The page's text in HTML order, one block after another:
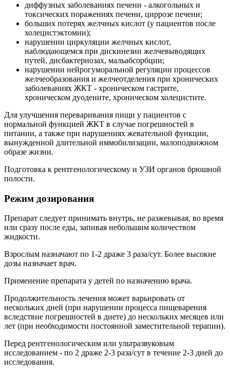
диффузных заболеваниях печени - алкогольных и
токсических поражениях печени, циррозе печени;
больших потерях желчных кислот (у пациентов после
холецистэктомии);
нарушении циркуляции желчных кислот,
наблюдающемся при дискинезии желчевыводящих
путей, дисбактериозах, мальабсорбции;
нарушении нейрогуморальной регуляции процессов
желчеобразования и желчеотделения при хронических
заболеваниях ЖКТ - хроническом гастрите,
хроническом дуодените, хроническом холецистите.
Для улучшения переваривания пищи у пациентов с
нормальной функцией ЖКТ в случае погрешностей в
питании, а также при нарушениях жевательной функции,
вынужденной длительной иммобилизации, малоподвижном
образе жизни.
Подготовка к рентгенологическому и УЗИ органов брюшной
полости.
Режим дозирования
Препарат следует принимать внутрь, не разжевывая, во время
или сразу после еды, запивая небольшим количеством
жидкости.
Взрослым назначают по 1-2 драже 3 раза/сут. Более высокие
дозы назначает врач.
Применение препарата у детей по назначению врача.
Продолжительность лечения может варьировать от
нескольких дней (при нарушении процесса пищеварения
вследствие погрешностей в диете) до нескольких месяцев или
лет (при необходимости постоянной заместительной терапии).
Перед рентгенологическим или ультразвуковым
исследованием - по 2 драже 2-3 раза/сут в течение 2-3 дней до
исследования.